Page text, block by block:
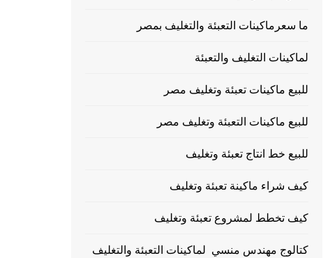
ما سعرماكينات التعبئة والتغليف بمصر
لماكينات التغليف والتعبئة
للبيع ماكينات تعبئة وتغليف مصر
للبيع ماكينات التعبئة وتغليف مصر
للبيع خط انتاج تعبئة وتغليف
كيف شراء ماكينة تعبئة وتغليف
كيف تخطط لمشروع تعبئة وتغليف
كتالوج مهندس منسي لماكينات التعبئة والتغليف